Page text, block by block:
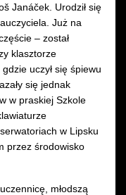
Janáček. Urodził się
Już na
– został
klasztorze
uczył się śpiewu
się jednak
w praskiej Szkole
w Lipsku
przez środowisko
młodszą